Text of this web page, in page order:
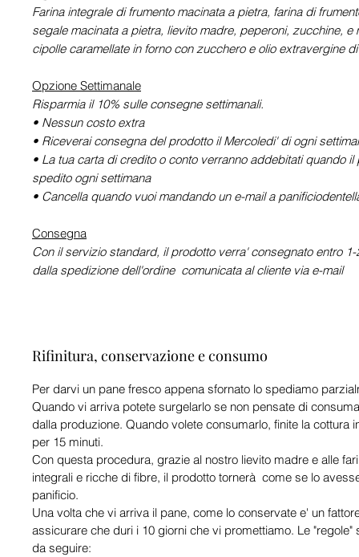
Farina integrale di frumento macinata a pietra, farina di
segale macinata a pietra, lievito madre, peperoni, zucchine, e
cipolle caramellate in forno con zucchero e olio extravergine
Opzione Settimanale
Risparmia il 10% sulle consegne settimanali.
• Nessun costo extra
• Riceverai consegna del prodotto il Mercoledi' di ogni
• La tua carta di credito o conto verranno addebitati quando il
spedito ogni settimana
• Cancella quando vuoi mandando un e-mail a
Consegna
Con il servizio standard, il prodotto verra' consegnato entro
dalla spedizione dell'ordine comunicata al cliente via e-mail
Rifinitura, conservazione e consumo
Per darvi un pane fresco appena sfornato lo spediamo
Quando vi arriva potete surgelarlo se non pensate di
dalla produzione. Quando volete consumarlo, finite la cottura
per 15 minuti.
Con questa procedura, grazie al nostro lievito madre e alle
integrali e ricche di fibre, il prodotto tornerà come se lo
panificio.
Una volta che vi arriva il pane, come lo conservate e' un
assicurare che duri i 10 giorni che vi promettiamo. Le "regole"
da seguire: